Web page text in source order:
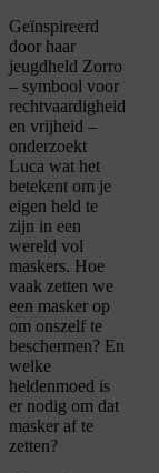
Geïnspireerd
door haar
jeugdheld Zorro
– symbool voor
rechtvaardigheid
en vrijheid –
onderzoekt
Luca wat het
betekent om je
eigen held te
zijn in een
wereld vol
maskers. Hoe
vaak zetten we
een masker op
om onszelf te
beschermen? En
welke
heldenmoed is
er nodig om dat
masker af te
zetten?